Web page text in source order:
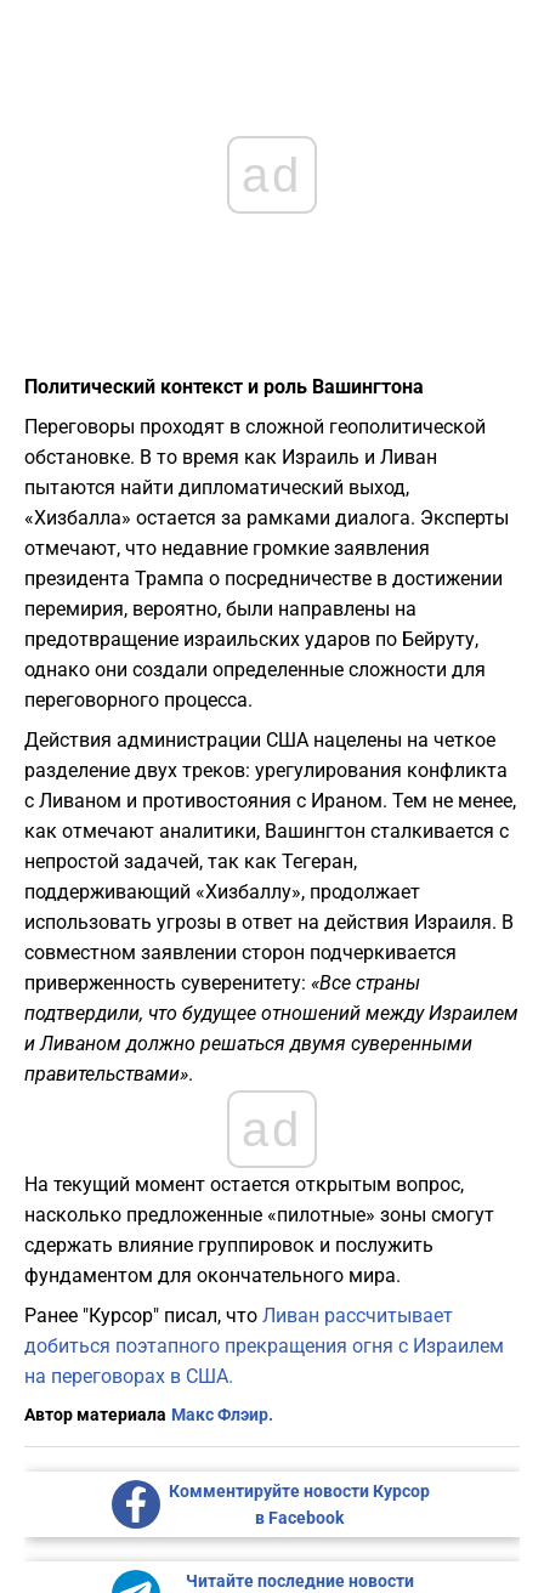
ad
Политический контекст и роль Вашингтона
​Переговоры проходят в сложной геополитической
обстановке. В то время как Израиль и Ливан
пытаются найти дипломатический выход,
«Хизбалла» остается за рамками диалога. Эксперты
отмечают, что недавние громкие заявления
президента Трампа о посредничестве в достижении
перемирия, вероятно, были направлены на
предотвращение израильских ударов по Бейруту,
однако они создали определенные сложности для
переговорного процесса.
​Действия администрации США нацелены на четкое
разделение двух треков: урегулирования конфликта
с Ливаном и противостояния с Ираном. Тем не менее,
как отмечают аналитики, Вашингтон сталкивается с
непростой задачей, так как Тегеран,
поддерживающий «Хизбаллу», продолжает
использовать угрозы в ответ на действия Израиля. В
совместном заявлении сторон подчеркивается
приверженность суверенитету: «Все страны
подтвердили, что будущее отношений между Израилем
и Ливаном должно решаться двумя суверенными
правительствами».
ad
​На текущий момент остается открытым вопрос,
насколько предложенные «пилотные» зоны смогут
сдержать влияние группировок и послужить
фундаментом для окончательного мира.
Ранее "Курсор" писал, что Ливан рассчитывает
добиться поэтапного прекращения огня с Израилем
на переговорах в США.
Автор материала Макс Флэир.
Комментируйте новости Курсор
в Facebook
Читайте последние новости